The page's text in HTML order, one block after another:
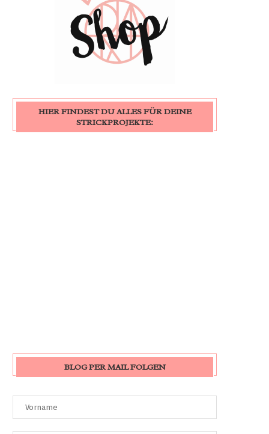
HIER FINDEST DU ALLES FÜR DEINE
STRICKPROJEKTE:
BLOG PER MAIL FOLGEN